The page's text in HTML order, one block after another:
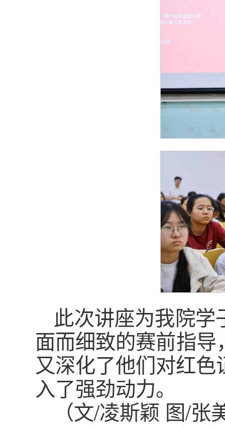
此次讲座为我院
面而细致的赛前指
又深化了他们对红
入了强劲动力。
（文/凌斯颖 图/张